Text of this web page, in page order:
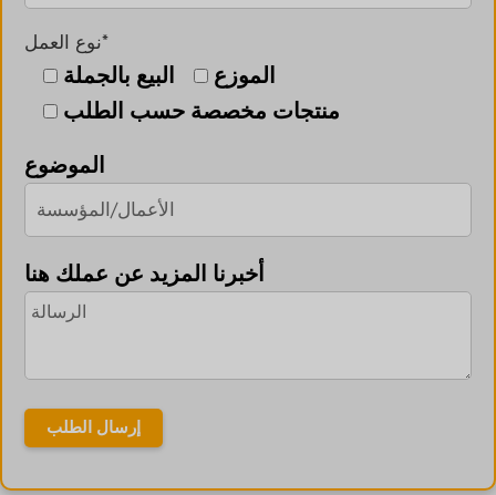
نوع العمل*
البيع بالجملة
الموزع
منتجات مخصصة حسب الطلب
الموضوع
أخبرنا المزيد عن عملك هنا